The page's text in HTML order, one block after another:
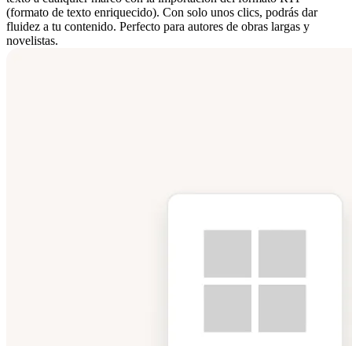
(formato de texto enriquecido). Con solo unos clics, podrás dar
fluidez a tu contenido. Perfecto para autores de obras largas y
novelistas.